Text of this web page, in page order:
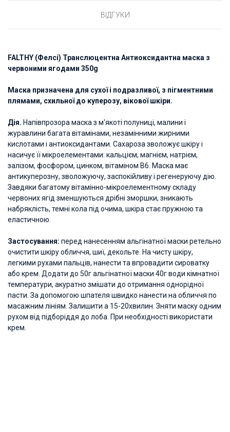
ВІДГУКИ
FALTHY (Фелсі) Транслюцентна Антиоксидантна маска з
червоними ягодами 350g
Маска призначена для сухої і подразливої, з пігментними
плямами, схильної до куперозу, вікової шкіри.
Дія. Напівпрозора маска з м'якоті полуниці, малини і
журавлини багата вітамінами, незамінними жирними
кислотами і антиоксидантами. Сахароза зволожує шкіру і
насичує її мікроелементами: кальцієм, магнієм, натрієм,
залізом, фосфором, цинком, вітаміном В6. Маска має
антикуперозну, зволожуючу, заспокійливу і регенеруючу дію.
Завдяки багатому вітамінно-мікроелементному складу
червоних ягід зменшуються дрібні зморшки, зникають
набряклість, темні кола під очима, шкіра стає пружною та
еластичною.
Застосування: перед нанесенням альгінатної маски ретельно
очистити шкіру обличчя, шиї, декольте. На чисту шкіру,
легкими рухами пальців, нанести та впровадити сироватку
або крем. Додати до 50г альгінатної маски 40г води кімнатної
температури, акуратно змішати до отримання однорідної
пасти. За допомогою шпателя швидко нанести на обличчя по
масажним лініям. Залишити а 15-20хвилин. Зняти маску одним
рухом від підборіддя до лоба. При необхідності використати
крем.